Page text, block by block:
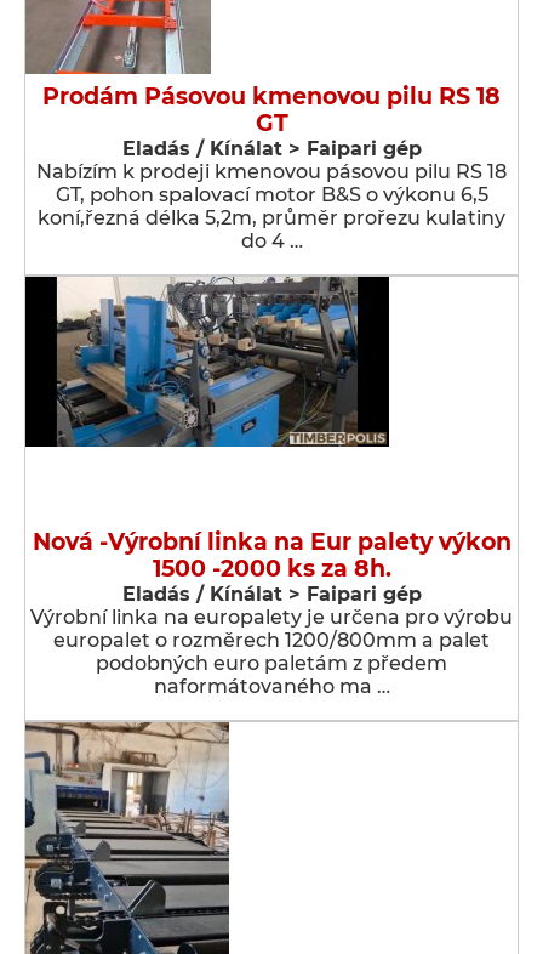
Prodám Pásovou kmenovou pilu RS 18
GT
Eladás / Kínálat > Faipari gép
Nabízím k prodeji kmenovou pásovou pilu RS 18
GT, pohon spalovací motor B&S o výkonu 6,5
koní,řezná délka 5,2m, průměr prořezu kulatiny
do 4 …
Nová -Výrobní linka na Eur palety výkon
1500 -2000 ks za 8h.
Eladás / Kínálat > Faipari gép
Výrobní linka na europalety je určena pro výrobu
europalet o rozměrech 1200/800mm a palet
podobných euro paletám z předem
naformátovaného ma …